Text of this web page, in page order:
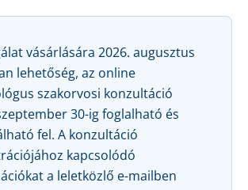
vásárlására 2026. augusztus
lehetőség, az online
szakorvosi konzultáció
30-ig foglalható és
fel. A konzultáció
kapcsolódó
a leletközlő e-mailben